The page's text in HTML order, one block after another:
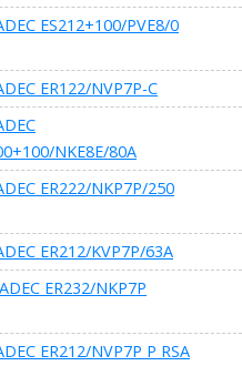
ES212+100/PVE8/0
ER122/NVP7P-C
NKE8E/80A
ER222/NKP7P/250
ER212/KVP7P/63A
ER232/NKP7P
ER212/NVP7P P RSA